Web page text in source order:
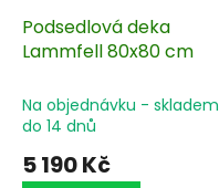
Podsedlová deka
Lammfell 80x80 cm
Na objednávku - skladem
do 14 dnů
5 190 Kč